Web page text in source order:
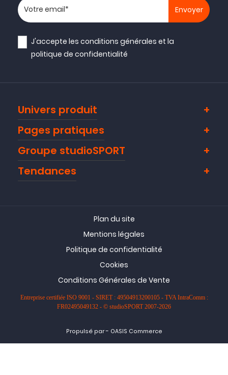
Votre adresse email
J'accepte lesconditions générales et la
politique de confidentialité
Univers produit
Pages pratiques
Groupe studioSPORT
Tendances
Plan du site
Mentions légales
Politique de confidentialité
Cookies
Conditions Générales de Vente
Entreprise certifiée ISO 9001 - SIRET : 49504913200105 - TVA IntraComm :
FR02495049132 - © studioSPORT 2007-2026
Propulsé par- OASIS Commerce